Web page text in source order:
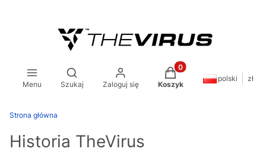
Menu
Otwórz wyszukiwarkę
Szukaj Zaloguj się
Produkty w koszyku:
Koszyk
polski zł
Strona główna
Historia TheVirus